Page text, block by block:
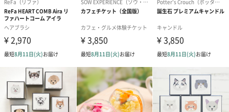
ダンボール装飾（ひま
わり）（720円）
ダンボール装飾（チュ
ーリップ）（720円）
ダンボール装
イトピンク×
ト）（580円）